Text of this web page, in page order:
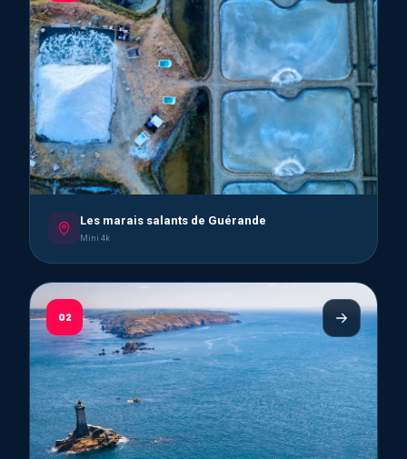
Les marais salants de Guérande
Mini 4k
02